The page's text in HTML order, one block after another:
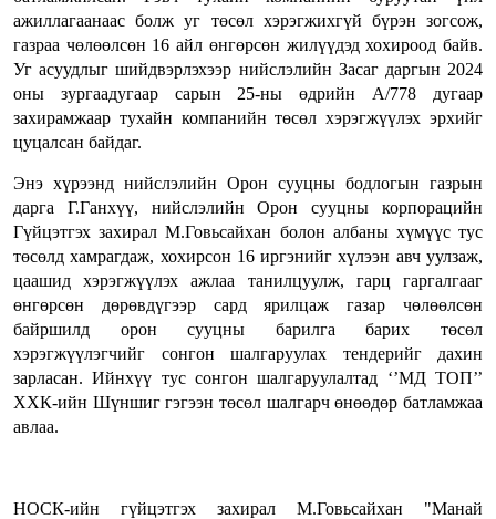
ажиллагаанаас болж уг төсөл хэрэгжихгүй бүрэн зогсож,
газраа чөлөөлсөн 16 айл өнгөрсөн жилүүдэд хохироод байв.
Уг асуудлыг шийдвэрлэхээр нийслэлийн Засаг даргын 2024
оны зургаадугаар сарын 25-ны өдрийн А/778 дугаар
захирамжаар тухайн компанийн төсөл хэрэгжүүлэх эрхийг
цуцалсан байдаг.
Энэ хүрээнд нийслэлийн Орон сууцны бодлогын газрын
дарга Г.Ганхүү, нийслэлийн Орон сууцны корпорацийн
Гүйцэтгэх захирал М.Говьсайхан болон албаны хүмүүс тус
төсөлд хамрагдаж, хохирсон 16 иргэнийг хүлээн авч уулзаж,
цаашид хэрэгжүүлэх ажлаа танилцуулж, гарц гаргалгааг
өнгөрсөн дөрөвдүгээр сард ярилцаж газар чөлөөлсөн
байршилд орон сууцны барилга барих төсөл
хэрэгжүүлэгчийг сонгон шалгаруулах тендерийг дахин
зарласан. Ийнхүү тус сонгон шалгаруулалтад ‘’МД ТОП’’
ХХК-ийн Шүншиг гэгээн төсөл шалгарч өнөөдөр батламжаа
авлаа.
НОСК-ийн гүйцэтгэх захирал М.Говьсайхан "Манай